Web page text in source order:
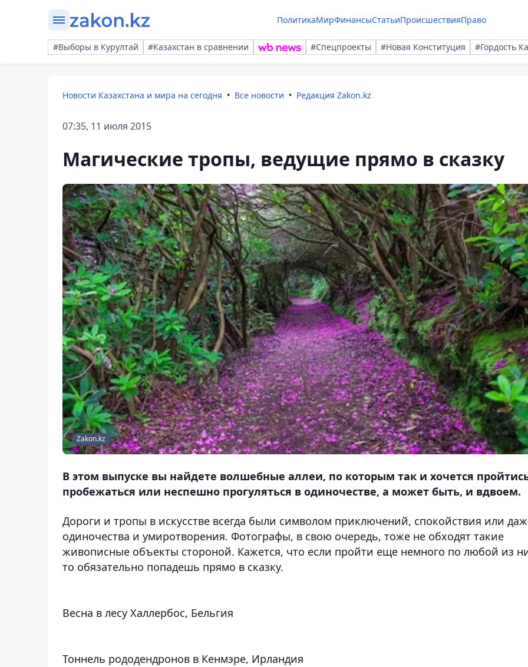
ПолитикаМирФинансыСтатьиПроисшествияПраво
#Выборы в Курултай #Казахстан в сравнении #Спецпроекты #Новая Конституция #Гордость
Новости Казахстана и мира на сегодня Все новости Редакция Zakon.kz
07:35, 11 июля 2015
Магические тропы, ведущие прямо в сказку
Zakon.kz
В этом выпуске вы найдете волшебные аллеи, по которым так и хочется
пробежаться или неспешно прогуляться в одиночестве, а может быть, и вдвоем.
Дороги и тропы в искусстве всегда были символом приключений, спокойствия или
одиночества и умиротворения. Фотографы, в свою очередь, тоже не обходят такие
живописные объекты стороной. Кажется, что если пройти еще немного по любой из
то обязательно попадешь прямо в сказку.
Весна в лесу Халлербос, Бельгия
Тоннель рододендронов в Кенмэре, Ирландия